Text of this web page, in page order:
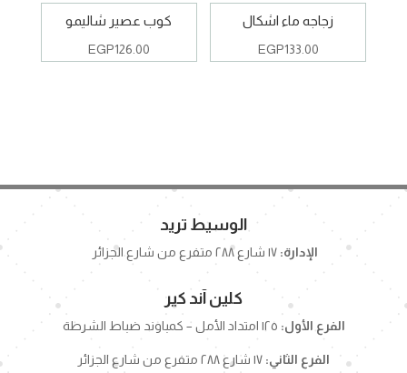
زجاجه ماء اشكال
EGP133.00
كوب عصير شاليمو
EGP126.00
الوسيط تريد
الإدارة:
كلين آند كير
الفرع الأول:
الفرع الثاني: